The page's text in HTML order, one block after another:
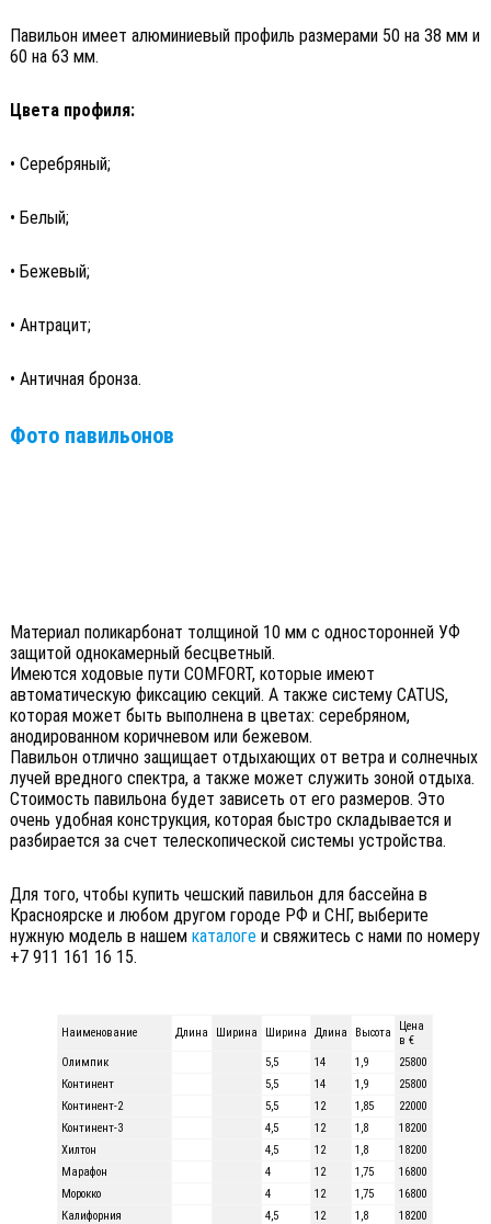
Павильон имеет алюминиевый профиль размерами 50 на 38 мм и
60 на 63 мм.
Цвета профиля:
• Серебряный;
• Белый;
• Бежевый;
• Антрацит;
• Античная бронза.
Фото павильонов
Материал поликарбонат толщиной 10 мм с односторонней УФ
защитой однокамерный бесцветный.
Имеются ходовые пути COMFORT, которые имеют
автоматическую фиксацию секций. А также систему CATUS,
которая может быть выполнена в цветах: серебряном,
анодированном коричневом или бежевом.
Павильон отлично защищает отдыхающих от ветра и солнечных
лучей вредного спектра, а также может служить зоной отдыха.
Стоимость павильона будет зависеть от его размеров. Это
очень удобная конструкция, которая быстро складывается и
разбирается за счет телескопической системы устройства.
Для того, чтобы купить чешский павильон для бассейна в
Красноярске и любом другом городе РФ и СНГ, выберите
нужную модель в нашем каталогеи свяжитесь с нами по номеру
+7 911 161 16 15.
Наименование Длина Ширина Ширина Длина Высота
Цена
в €
Олимпик
5,5 14 1,9
25800
Континент
5,5 14 1,9
25800
Континент-2
5,5 12 1,85
22000
Континент-3
4,5 12 1,8
18200
Хилтон
4,5 12 1,8
18200
Марафон
4 12 1,75
16800
Морокко
4 12 1,75
16800
Калифорния
4,5 12 1,8
18200